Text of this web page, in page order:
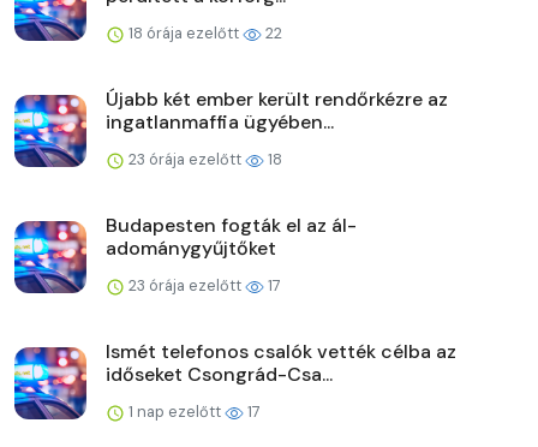
18 órája ezelőtt 22
Újabb két ember került rendőrkézre az
ingatlanmaffia ügyében...
23 órája ezelőtt 18
Budapesten fogták el az ál-
adománygyűjtőket
23 órája ezelőtt 17
Ismét telefonos csalók vették célba az
időseket Csongrád-Csa...
1 nap ezelőtt 17